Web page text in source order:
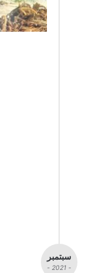
سبتمبر
- 2021 -